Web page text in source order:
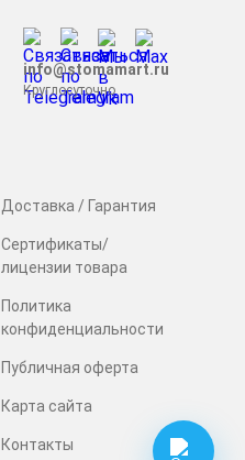
Доставка / Гарантия
Сертификаты/
лицензии товара
Политика
конфиденциальности
Публичная оферта
Карта сайта
Контакты
info@stomamart.ru
Круглосуточно